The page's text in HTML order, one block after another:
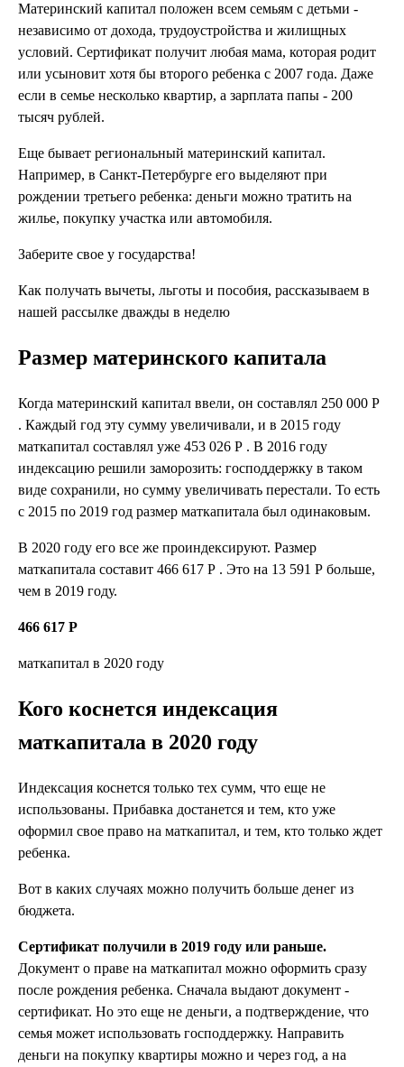
Материнский капитал положен всем семьям с детьми -
независимо от дохода, трудоустройства и жилищных
условий. Сертификат получит любая мама, которая родит
или усыновит хотя бы второго ребенка с 2007 года. Даже
если в семье несколько квартир, а зарплата папы - 200
тысяч рублей.
Еще бывает региональный материнский капитал.
Например, в Санкт-Петербурге его выделяют при
рождении третьего ребенка: деньги можно тратить на
жилье, покупку участка или автомобиля.
Заберите свое у государства!
Как получать вычеты, льготы и пособия, рассказываем в
нашей рассылке дважды в неделю
Размер материнского капитала
Когда материнский капитал ввели, он составлял 250 000 Р
. Каждый год эту сумму увеличивали, и в 2015 году
маткапитал составлял уже 453 026 Р . В 2016 году
индексацию решили заморозить: господдержку в таком
виде сохранили, но сумму увеличивать перестали. То есть
с 2015 по 2019 год размер маткапитала был одинаковым.
В 2020 году его все же проиндексируют. Размер
маткапитала составит 466 617 Р . Это на 13 591 Р больше,
чем в 2019 году.
466 617 Р
маткапитал в 2020 году
Кого коснется индексация
маткапитала в 2020 году
Индексация коснется только тех сумм, что еще не
использованы. Прибавка достанется и тем, кто уже
оформил свое право на маткапитал, и тем, кто только ждет
ребенка.
Вот в каких случаях можно получить больше денег из
бюджета.
Сертификат получили в 2019 году или раньше.
Документ о праве на маткапитал можно оформить сразу
после рождения ребенка. Сначала выдают документ -
сертификат. Но это еще не деньги, а подтверждение, что
семья может использовать господдержку. Направить
деньги на покупку квартиры можно и через год, а на